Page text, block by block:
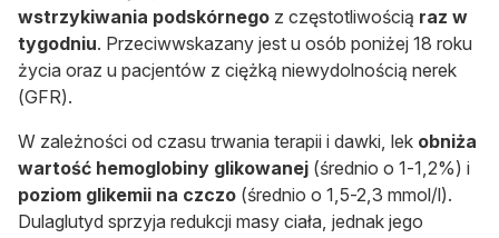
wstrzykiwania podskórnego z częstotliwością raz w
tygodniu. Przeciwwskazany jest u osób poniżej 18 roku
życia oraz u pacjentów z ciężką niewydolnością nerek
(GFR).
W zależności od czasu trwania terapii i dawki, lek obniża
wartość hemoglobiny glikowanej (średnio o 1-1,2%) i
poziom glikemii na czczo (średnio o 1,5-2,3 mmol/l).
Dulaglutyd sprzyja redukcji masy ciała, jednak jego